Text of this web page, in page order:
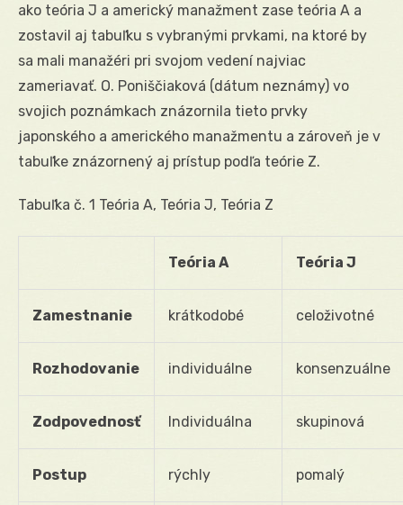
ako teória J a americký manažment zase teória A a
zostavil aj tabuľku s vybranými prvkami, na ktoré by
sa mali manažéri pri svojom vedení najviac
zameriavať. O. Poniščiaková (dátum neznámy) vo
svojich poznámkach znázornila tieto prvky
japonského a amerického manažmentu a zároveň je v
tabuľke znázornený aj prístup podľa teórie Z.
Tabuľka č. 1 Teória A, Teória J, Teória Z
Teória A Teória J
Zamestnanie krátkodobé celoživotné
Rozhodovanie individuálne konsenzuálne
Zodpovednosť Individuálna skupinová
Postup rýchly pomalý